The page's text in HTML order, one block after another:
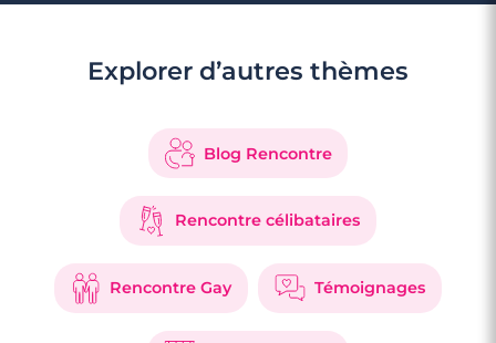
Explorer d’autres thèmes
Blog Rencontre
Rencontre célibataires
Rencontre Gay Témoignages